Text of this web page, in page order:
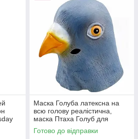
Маска Голуба латексна на
всю голову реалістична,
маска Птаха Голуб для
карнавалу, Хелловіну,
косплею та виступів
Готово до відправки